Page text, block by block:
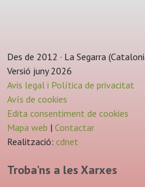
Des de 2012 · La Segarra
Versió juny 2026
Avis legal i Política de privacitat
Avís de cookies
Edita consentiment de cookies
Mapa web | Contactar
Realització: cdnet
Troba'ns a les Xarxes